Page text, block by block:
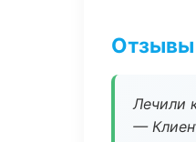
Отзывы
Лечили
—